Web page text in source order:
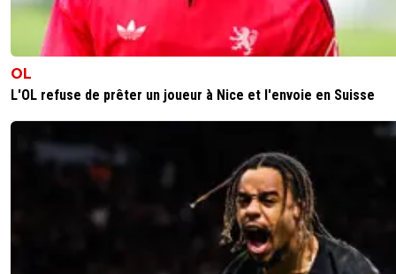
OL
L'OL refuse de prêter un joueur à Nice et l'envoie en Suisse